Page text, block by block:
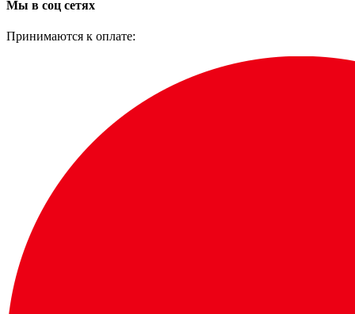
Мы в соц сетях
Принимаются к оплате: